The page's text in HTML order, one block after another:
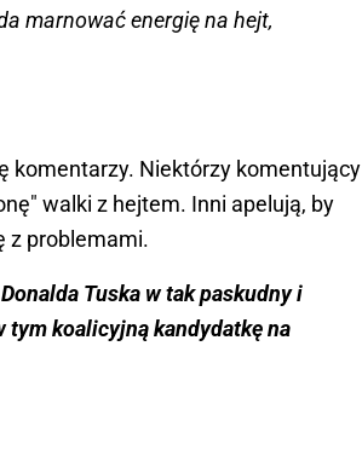
marnować energię na hejt,
komentarzy. Niektórzy komentujący
walki z hejtem. Inni apelują, by
z problemami.
Tuska w tak paskudny i
koalicyjną kandydatkę na